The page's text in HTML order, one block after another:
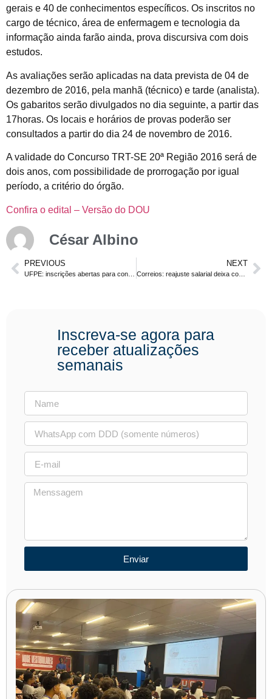
gerais e 40 de conhecimentos específicos. Os inscritos no
cargo de técnico, área de enfermagem e tecnologia da
informação ainda farão ainda, prova discursiva com dois
estudos.
As avaliações serão aplicadas na data prevista de 04 de
dezembro de 2016, pela manhã (técnico) e tarde (analista).
Os gabaritos serão divulgados no dia seguinte, a partir das
17horas. Os locais e horários de provas poderão ser
consultados a partir do dia 24 de novembro de 2016.
A validade do Concurso TRT-SE 20ª Região 2016 será de
dois anos, com possibilidade de prorrogação por igual
período, a critério do órgão.
Confira o edital – Versão do DOU
César Albino
PREVIOUS NEXT
Correios: reajuste salarial deixa concurso ainda mais atrativo
Inscreva-se agora para
receber atualizações
semanais
Enviar